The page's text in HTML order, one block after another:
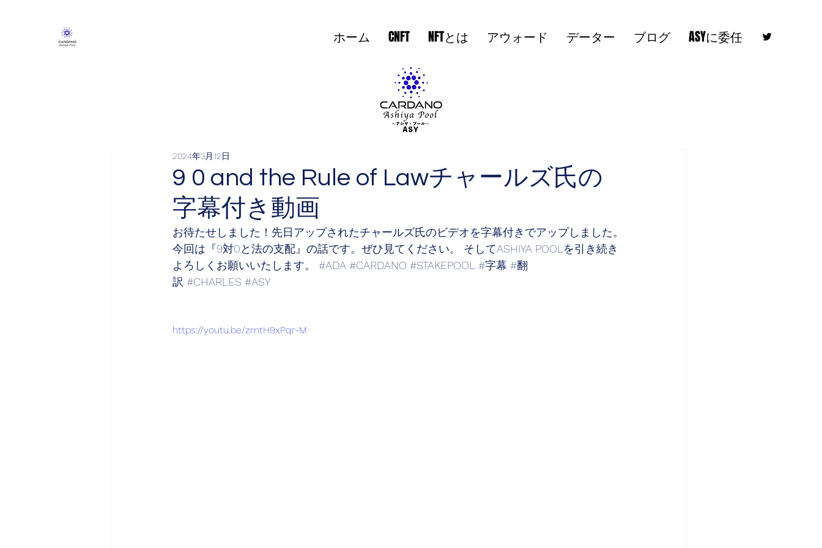
ホーム CNFT NFTとは アウォード データー ブログ ASYに委任
9 0 and the Rule of Lawチャールズ氏の
字幕付き動画
2024年3月12日
お待たせしました！先日アップされたチャールズ氏のビデオを字幕付きでアップしました。
今回は『9対0と法の支配』の話です。ぜひ見てください。 そしてASHIYA POOLを引き続き
よろしくお願いいたします。 #ADA #CARDANO #STAKEPOOL #字幕 #翻
訳 #CHARLES #ASY
https://youtu.be/zmtH9xPqr-M